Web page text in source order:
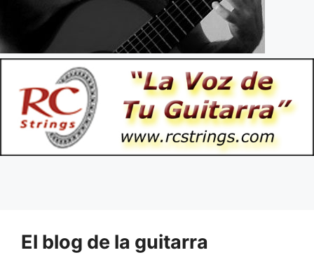
El blog de la guitarra